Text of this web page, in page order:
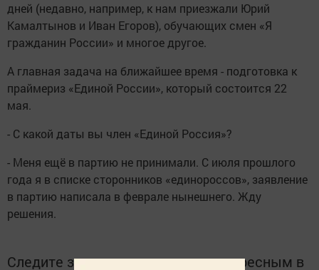
дней (недавно, например, к нам приезжали Юрий
Камалтынов и Иван Егоров), обучающих смен «Я
гражданин России» и многое другое.
А главная задача на ближайшее время - подготовка к
праймериз «Единой России», который состоится 22
мая.
- С какой даты вы член «Единой Россия»?
- Меня ещё в партию не принимали. С июля прошлого
года я в списке сторонников «единороссов», заявление
в партию написала в феврале нынешнего. Жду
решения.
Следите за самым важным и интересным в